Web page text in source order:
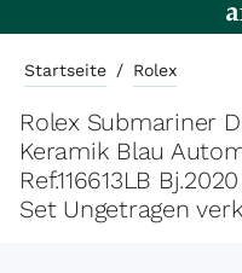
Startseite / Rolex
Rolex Submariner
Keramik Blau
Ref.116613LB
Set Ungetragen